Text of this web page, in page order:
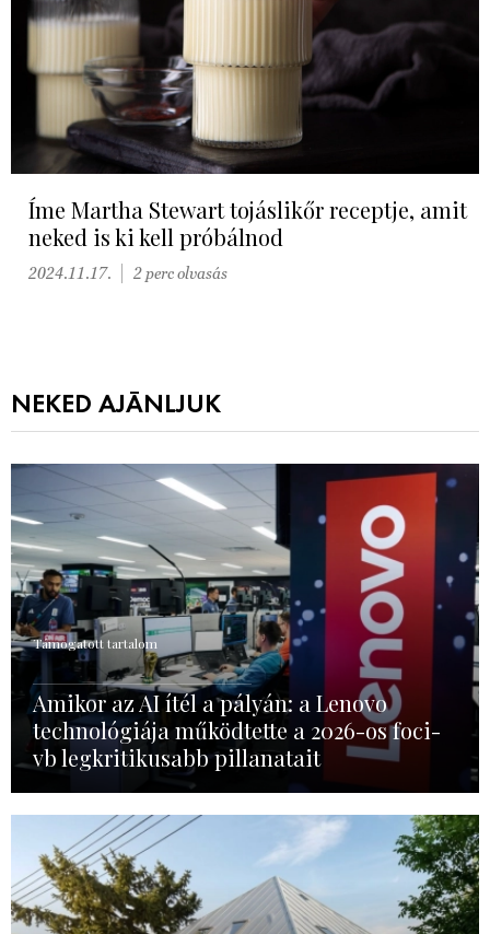
Íme Martha Stewart tojáslikőr receptje, amit
neked is ki kell próbálnod
2024.11.17. 2 perc olvasás
NEKED AJÁNLJUK
Támogatott tartalom
Amikor az AI ítél a pályán: a Lenovo
technológiája működtette a 2026-os foci-
vb legkritikusabb pillanatait